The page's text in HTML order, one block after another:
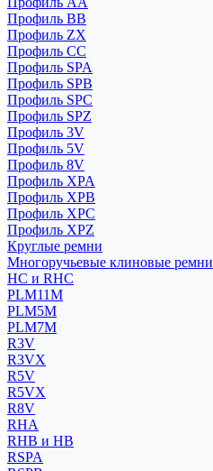
Профиль BB
Профиль ZX
Профиль CC
Профиль SPA
Профиль SPB
Профиль SPC
Профиль SPZ
Профиль 3V
Профиль 5V
Профиль 8V
Профиль XPA
Профиль XPB
Профиль XPC
Профиль XPZ
Круглые ремни
Многоручьевые клиновые ремни
HC и RHC
PLM11M
PLM5M
PLM7M
R3V
R3VX
R5V
R5VX
R8V
RHA
RHB и HB
RSPA